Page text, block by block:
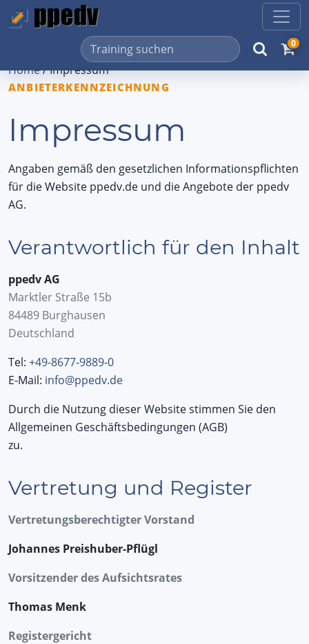
0
Home/Impressum
ANBIETERKENNZEICHNUNG
Impressum
Angaben gemäß den gesetzlichen Informationspflichten
für die Website ppedv.de und die Angebote der ppedv
AG.
Verantwortlich für den Inhalt
ppedv AG
Marktler Straße 15b
84489 Burghausen
Deutschland
Tel: +49-8677-9889-0
E-Mail: info@ppedv.de
Durch die Nutzung dieser Website stimmen Sie den
Allgemeinen Geschäftsbedingungen (AGB)
zu.
Vertretung und Register
Vertretungsberechtigter Vorstand
Johannes Preishuber-Pflügl
Vorsitzender des Aufsichtsrates
Thomas Menk
Registergericht